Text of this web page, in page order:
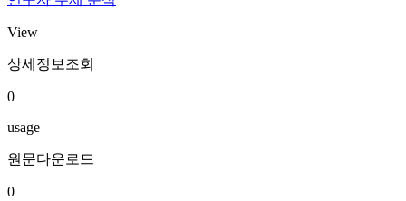
View
상세정보조회
0
usage
원문다운로드
0